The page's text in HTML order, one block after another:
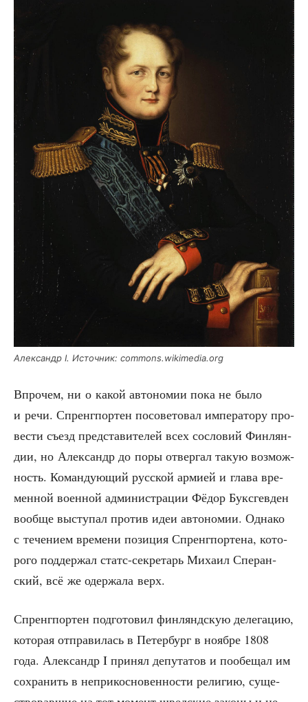
Алек­сандр I. Источ­ник: commons.wikimedia.org
Впро­чем, ни о какой авто­но­мии пока не было
и речи. Спренг­пор­тен посо­ве­то­вал импе­ра­то­ру про­
ве­сти съезд пред­ста­ви­те­лей всех сосло­вий Фин­лян­
дии, но Алек­сандр до поры отвер­гал такую воз­мож­
ность. Коман­ду­ю­щий рус­ской арми­ей и гла­ва вре­
мен­ной воен­ной адми­ни­стра­ции Фёдор Букс­гев­ден
вооб­ще высту­пал про­тив идеи авто­но­мии. Одна­ко
с тече­ни­ем вре­ме­ни пози­ция Спренг­пор­те­на, кото­
ро­го под­дер­жал статс-сек­ре­тарь Миха­ил Спе­ран­
ский, всё же одер­жа­ла верх.
Спренг­пор­тен под­го­то­вил фин­лянд­скую деле­га­цию,
кото­рая отпра­ви­лась в Петер­бург в нояб­ре 1808
года. Алек­сандр I при­нял депу­та­тов и пообе­щал им
сохра­нить в непри­кос­но­вен­но­сти рели­гию, суще­